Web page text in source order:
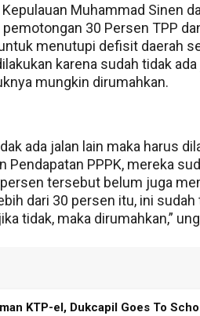
Muhammad Sinen
30 Persen TPP
menutupi defisit daerah
karena sudah tidak
mungkin dirumahkan.
ada jalan lain maka harus
Pendapatan PPPK, mereka
tersebut belum juga
dari 30 persen itu, ini
tidak, maka dirumahkan,”
KTP-el, Dukcapil Goes To